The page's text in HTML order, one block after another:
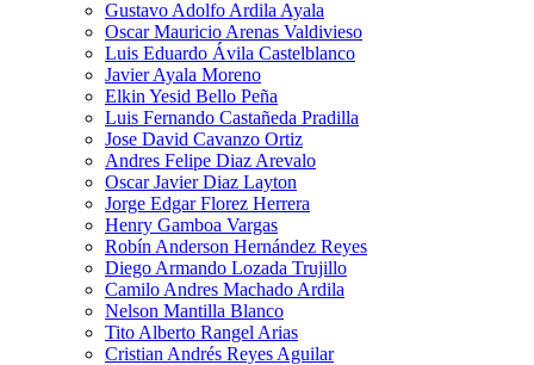
Gustavo Adolfo Ardila Ayala
Oscar Mauricio Arenas Valdivieso
Luis Eduardo Ávila Castelblanco
Javier Ayala Moreno
Elkin Yesid Bello Peña
Luis Fernando Castañeda Pradilla
Jose David Cavanzo Ortiz
Andres Felipe Diaz Arevalo
Oscar Javier Diaz Layton
Jorge Edgar Florez Herrera
Henry Gamboa Vargas
Robín Anderson Hernández Reyes
Diego Armando Lozada Trujillo
Camilo Andres Machado Ardila
Nelson Mantilla Blanco
Tito Alberto Rangel Arias
Cristian Andrés Reyes Aguilar